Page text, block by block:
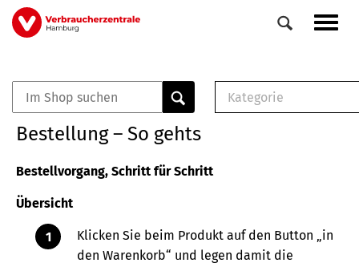
Direkt
zum
Veranstaltungen
0
Elemente
Kategorie
Buch
Bestellung – So gehts
Bestellvorgang, Schritt für Schritt
Übersicht
Klicken Sie beim Produkt auf den Button „in
den Warenkorb“ und legen damit die